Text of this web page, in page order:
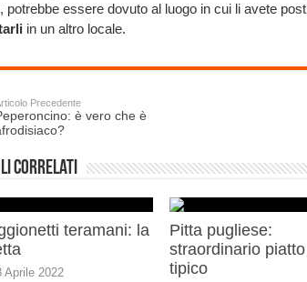
potrebbe essere dovuto al luogo in cui li avete
in un altro locale.
Precedente
è vero che è
correlati
teramani: la
Aprile 2022
Pitta pugliese:
straordinario piatto
tipico